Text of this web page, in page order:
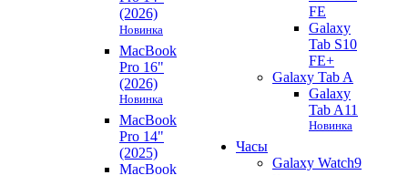
(2026)
Новинка
MacBook
Pro 16"
(2026)
Новинка
MacBook
Pro 14"
(2025)
MacBook
FE
Galaxy
Tab S10
FE+
Galaxy Tab A
Galaxy
Tab A11
Новинка
Часы
Galaxy Watch9